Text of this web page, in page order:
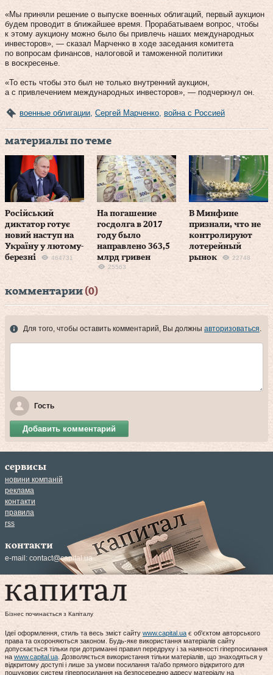
«Мы приняли решение о выпуске военных облигаций, первый аукцион
будем проводит в ближайшее время. Прорабатываем вопрос, чтобы
к этому аукциону можно было бы привлечь наших международных
инвесторов», — сказал Марченко в ходе заседания комитета
по вопросам финансов, налоговой и таможенной политики
в воскресенье.
«То есть чтобы это был не только внутренний аукцион,
а с привлечением международных инвесторов», — подчеркнул он.
военные облигации Сергей Марченко война с Россией
материалы по теме
Російський
диктатор готує
новий наступ на
Україну у лютому-
березні
464731
На погашение
госдолга в 2017
году было
направлено 363,5
млрд гривен
25563
В Минфине
признали, что не
контролируют
лотерейный
рынок
22748
комментарии (0)
Для того, чтобы оставить комментарий, Вы должны авторизоваться.
Гость
Добавить комментарий
сервисы
новини компаній
реклама
контакти
правила
rss
контакти
e-mail: contact@capital.ua
Бізнес починається з Капіталу
Ідеї оформлення, стиль та весь зміст сайту www.capital.ua є об'єктом авторського
права та охороняються законом. Будь-яке використання матеріалів сайту
допускається тільки при дотриманні правил передруку і за наявності гіперпосилання
на www.capital.ua. Дозволяється використання тільки матеріалів, що знаходяться у
відкритому доступі і лише за умови посилання та/або прямого відкритого для
пошукових систем гіперпосилання на безпосередню адресу матеріалу на